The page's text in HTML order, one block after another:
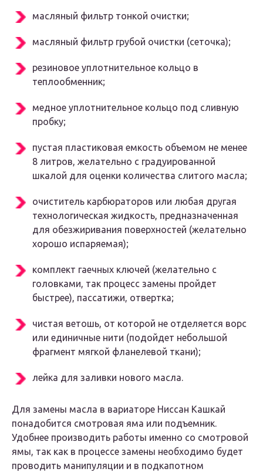
масляный фильтр тонкой очистки;
масляный фильтр грубой очистки (сеточка);
резиновое уплотнительное кольцо в
теплообменник;
медное уплотнительное кольцо под сливную
пробку;
пустая пластиковая емкость объемом не менее
8 литров, желательно с градуированной
шкалой для оценки количества слитого масла;
очиститель карбюраторов или любая другая
технологическая жидкость, предназначенная
для обезжиривания поверхностей (желательно
хорошо испаряемая);
комплект гаечных ключей (желательно с
головками, так процесс замены пройдет
быстрее), пассатижи, отвертка;
чистая ветошь, от которой не отделяется ворс
или единичные нити (подойдет небольшой
фрагмент мягкой фланелевой ткани);
лейка для заливки нового масла.
Для замены масла в вариаторе Ниссан Кашкай
понадобится смотровая яма или подъемник.
Удобнее производить работы именно со смотровой
ямы, так как в процессе замены необходимо будет
проводить манипуляции и в подкапотном